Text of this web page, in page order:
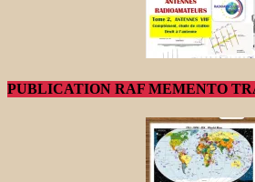
PUBLICATION RAF MEMENTO